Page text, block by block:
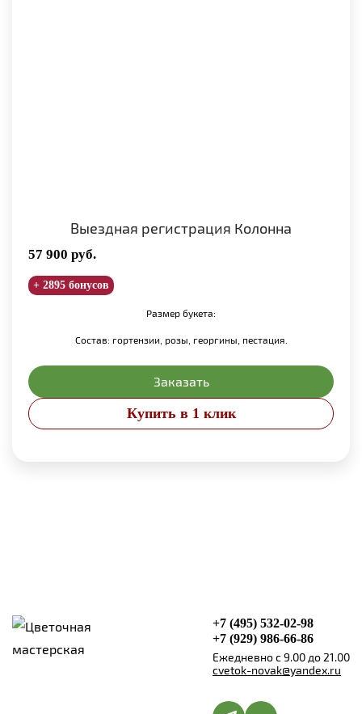
Выездная регистрация Колонна
57 900 руб.
+ 2895 бонусов
Размер букета:
Состав: гортензии, розы, георгины, пестация.
Заказать
Купить в 1 клик
+7 (495) 532-02-98
+7 (929) 986-66-86
Ежедневно с 9.00 до 21.00
cvetok-novak@yandex.ru